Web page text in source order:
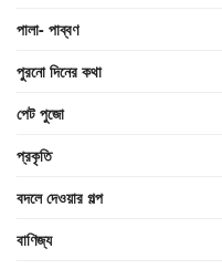
পালা- পাব্বণ
পুরনো দিনের কথা
পেট পুজো
প্রকৃতি
বদলে দেওয়ার গল্প
বাণিজ্য